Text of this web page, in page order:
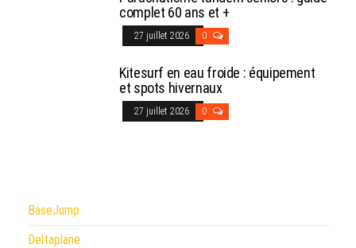
complet 60 ans et +
27 juillet 2026 0
Kitesurf en eau froide : équipement
et spots hivernaux
27 juillet 2026 0
BaseJump
Deltaplane